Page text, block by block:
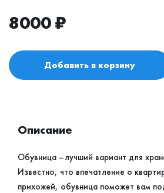
8000₽
Добавить в корзину
Описание
Обувница –лучший вариант для
Известно, что впечатление о
прихожей, обувница поможет вам